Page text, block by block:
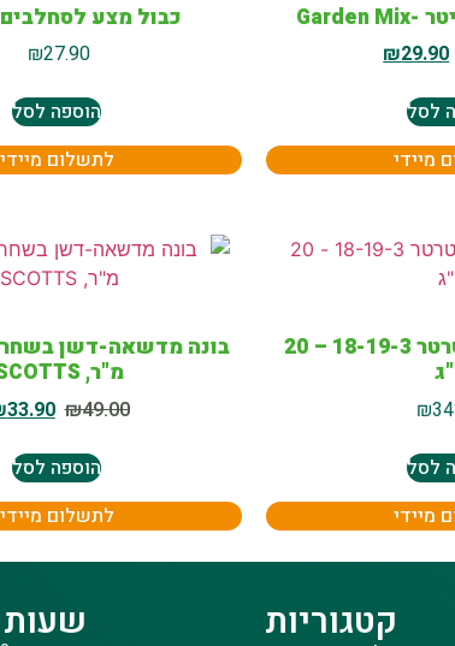
₪29.90
לסל
מיידי
כבול מצע לסחלבים 5
₪27.90
הוספה לסל
לתשלום מיידי
קונטרקטור בלן סטרטר 18-19-3 – 20
₪
לסל
מיידי
מ"ר, SCOTTS
₪49.00
33.90
הוספה לסל
לתשלום מיידי
קטגוריות